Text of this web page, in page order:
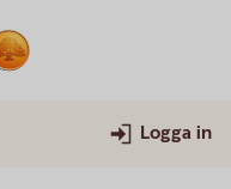
Logga in